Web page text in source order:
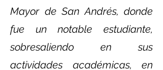
Mayor de San Andrés, donde
fue un notable estudiante,
sobresaliendo en sus
actividades académicas, en